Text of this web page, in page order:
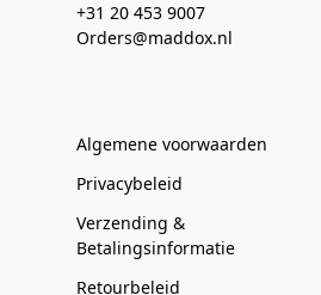
+31 20 453 9007
Orders@maddox.nl
Algemene voorwaarden
Privacybeleid
Verzending &
Betalingsinformatie
Retourbeleid